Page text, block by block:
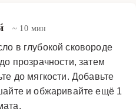
~ 10 мин
в глубокой сковороде
прозрачности, затем
до мягкости. Добавьте
и обжаривайте ещё 1